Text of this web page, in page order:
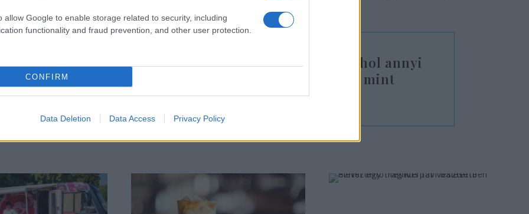
allow Google to enable storage related to security, including
functionality and fraud prevention, and other user protection.
CONFIRM
Data Deletion Data Access Privacy Policy
az ehhez szükséges anyagi források összegyűjtésén.
Köves Slomó: Kevés az olyan ország, ahol annyi
ortodox zsidó zarándokhely található, mint
Magyarországon